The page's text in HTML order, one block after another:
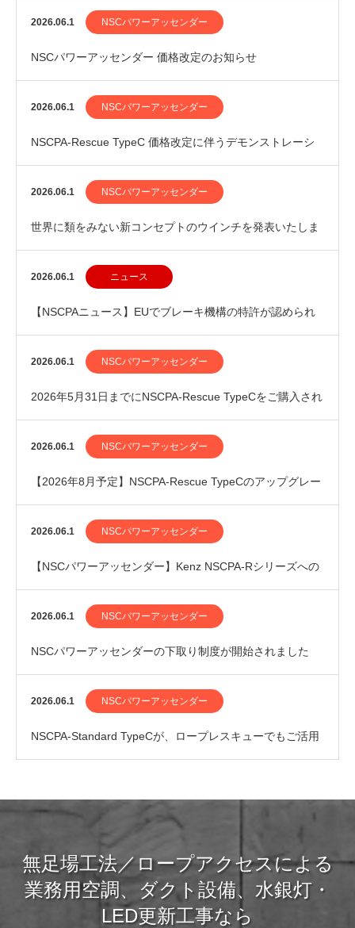
（案）」にNSCPA-Rescue TypeCが掲載さ…
2026.06.1 NSCパワーアッセンダー
NSCパワーアッセンダー 価格改定のお知らせ
2026.06.1 NSCパワーアッセンダー
NSCPA-Rescue TypeC 価格改定に伴うデモンストレーシ
ョン有料化のご案内
2026.06.1 NSCパワーアッセンダー
世界に類をみない新コンセプトのウインチを発表いたしま
した
2026.06.1 ニュース
【NSCPAニュース】EUでブレーキ機構の特許が認められ
ました
2026.06.1 NSCパワーアッセンダー
2026年5月31日までにNSCPA-Rescue TypeCをご購入され
たお客様へ
2026.06.1 NSCパワーアッセンダー
【2026年8月予定】NSCPA-Rescue TypeCのアップグレー
ドを行います
2026.06.1 NSCパワーアッセンダー
【NSCパワーアッセンダー】Kenz NSCPA-Rシリーズへの
メンテナンスパック追加のお知らせ
2026.06.1 NSCパワーアッセンダー
NSCパワーアッセンダーの下取り制度が開始されました
2026.06.1 NSCパワーアッセンダー
NSCPA-Standard TypeCが、ロープレスキューでもご活用
無足場工法／ロープアクセスによる
業務用空調、ダクト設備、水銀灯・
LED更新工事なら